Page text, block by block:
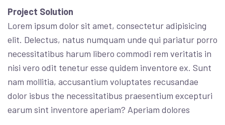
Project Solution
Lorem ipsum dolor sit amet, consectetur adipisicing
elit. Delectus, natus numquam unde qui pariatur porro
necessitatibus harum libero commodi rem veritatis in
nisi vero odit tenetur esse quidem inventore ex. Sunt
nam mollitia, accusantium voluptates recusandae
dolor isbus the necessitatibus praesentium excepturi
earum sint inventore aperiam? Aperiam dolores